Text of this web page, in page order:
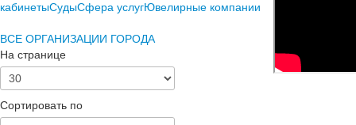
кабинетыСудыСфера услугЮвелирные компании
ВСЕ ОРГАНИЗАЦИИ ГОРОДА
На странице
Сортировать по